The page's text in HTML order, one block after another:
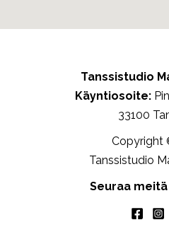
Tanssistudio
Käyntiosoite:
33100
Copyright
Tanssistudio
Seuraa